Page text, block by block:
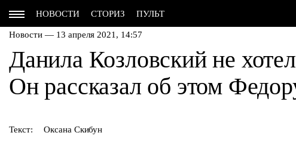
НОВОСТИ СТОРИЗ ПУЛЬТ
Новости — 13 апреля 2021, 14:57
Данила Козловский не
Он рассказал об этом
Текст: Оксана Скибун